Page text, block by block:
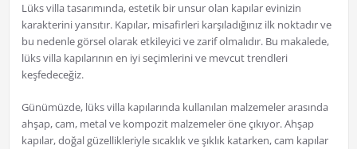
Lüks villa tasarımında, estetik bir unsur olan kapılar evinizin
karakterini yansıtır. Kapılar, misafirleri karşıladığınız ilk noktadır ve
bu nedenle görsel olarak etkileyici ve zarif olmalıdır. Bu makalede,
lüks villa kapılarının en iyi seçimlerini ve mevcut trendleri
keşfedeceğiz.
Günümüzde, lüks villa kapılarında kullanılan malzemeler arasında
ahşap, cam, metal ve kompozit malzemeler öne çıkıyor. Ahşap
kapılar, doğal güzellikleriyle sıcaklık ve şıklık katarken, cam kapılar